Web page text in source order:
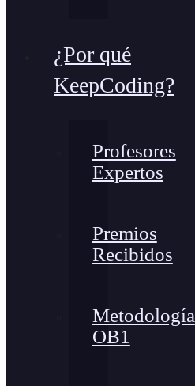
¿Por qué
KeepCoding?
Profesores
Expertos
Premios
Recibidos
Metodología
OB1